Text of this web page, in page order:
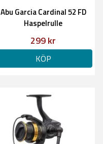
Abu Garcia Cardinal 52 FD
Haspelrulle
299 kr
KÖP